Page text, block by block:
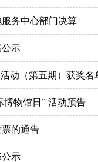
务中心部门决算
公示
动（第五期）获奖名
博物馆日” 活动预告
的通告
公示